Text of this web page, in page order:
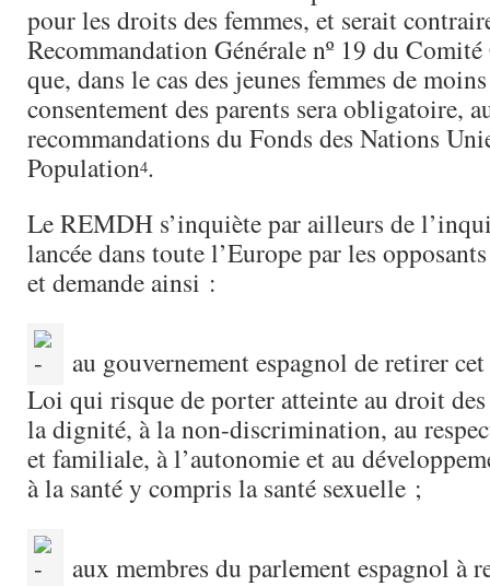
pour les droits des femmes, et serait
Recommandation Générale nº 19 du
que, dans le cas des jeunes femmes de
consentement des parents sera obligatoire,
recommandations du Fonds des Nations
Population4.
Le REMDH s’inquiète par ailleurs de
lancée dans toute l’Europe par les
et demande ainsi :
au gouvernement espagnol de retirer
Loi qui risque de porter atteinte au droit
la dignité, à la non-discrimination, au
et familiale, à l’autonomie et au
à la santé y compris la santé sexuelle ;
aux membres du parlement espagnol à